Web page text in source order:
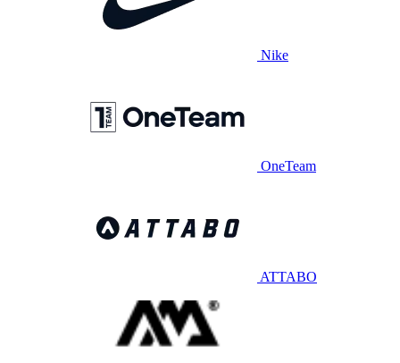
Nike
OneTeam
ATTABO